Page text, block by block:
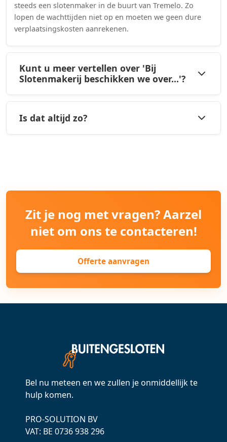
steeds een slotenmaker in de buurt van Tremelo. Zo
lopen de wachttijden niet op en moeten we geen dure
verplaatsingskosten aanrekenen.
Kunt u meer vertellen over 'Bij
Slotenmakerij beschikken we over...'?
Is dat altijd zo?
Zit je nog met vragen? Aarzel
niet om ons te contacteren!
Offerte aanvragen
Bel nu meteen en we zullen je onmiddellijk te
hulp komen.
PRO-SOLUTION BV
VAT: ВЕ 0736 938 296